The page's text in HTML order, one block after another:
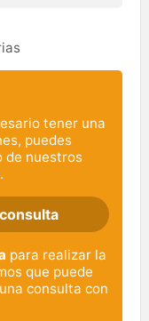
tener una
puedes
de nuestros
para realizar la
que puede
consulta con